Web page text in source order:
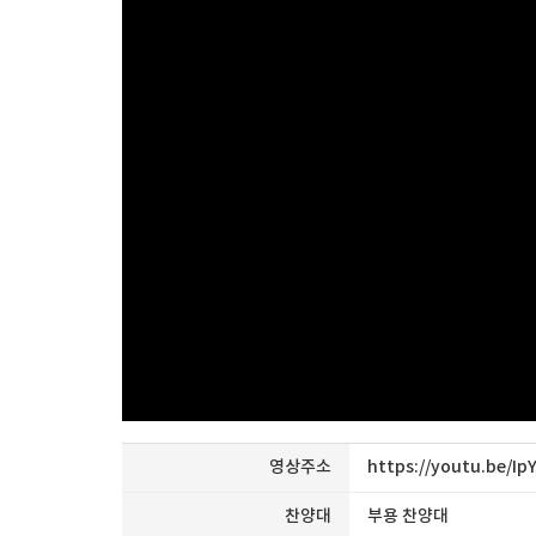
영상주소 https://youtu.be/
찬양대 부용 찬양대